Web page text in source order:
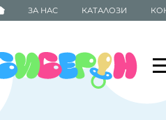
ЗА НАС КАТАЛОЗИ